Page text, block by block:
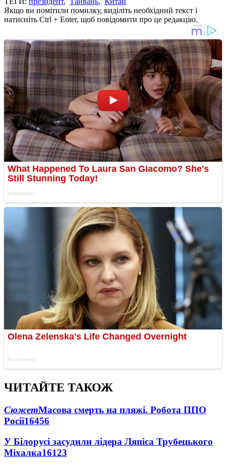
Якщо ви помітили помилку, виділіть необхідний текст і
натисніть Ctrl + Enter, щоб повідомити про це редакцію.
ЧИТАЙТЕ ТАКОЖ
СюжетМасова смерть на пляжі. Робота ППО
Росії16456
У Білорусі засудили лідера Ляпіса Трубецького
Міхалка16123